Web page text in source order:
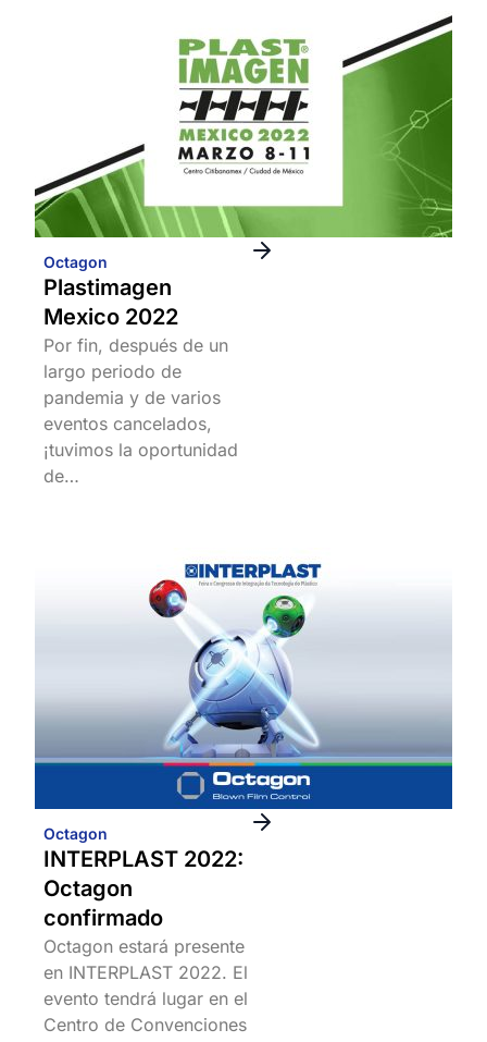
Octagon
Plastimagen
Mexico 2022
Por fin, después de un
largo periodo de
pandemia y de varios
eventos cancelados,
¡tuvimos la oportunidad
de…
Octagon
INTERPLAST 2022:
Octagon
confirmado
Octagon estará presente
en INTERPLAST 2022. El
evento tendrá lugar en el
Centro de Convenciones